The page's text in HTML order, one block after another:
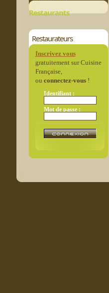
Restaurants
Restaurateurs
Inscrivez vous
gratuitement sur Cuisine
Française,
ou connectez-vous!
Identifiant :
Mot de passe :